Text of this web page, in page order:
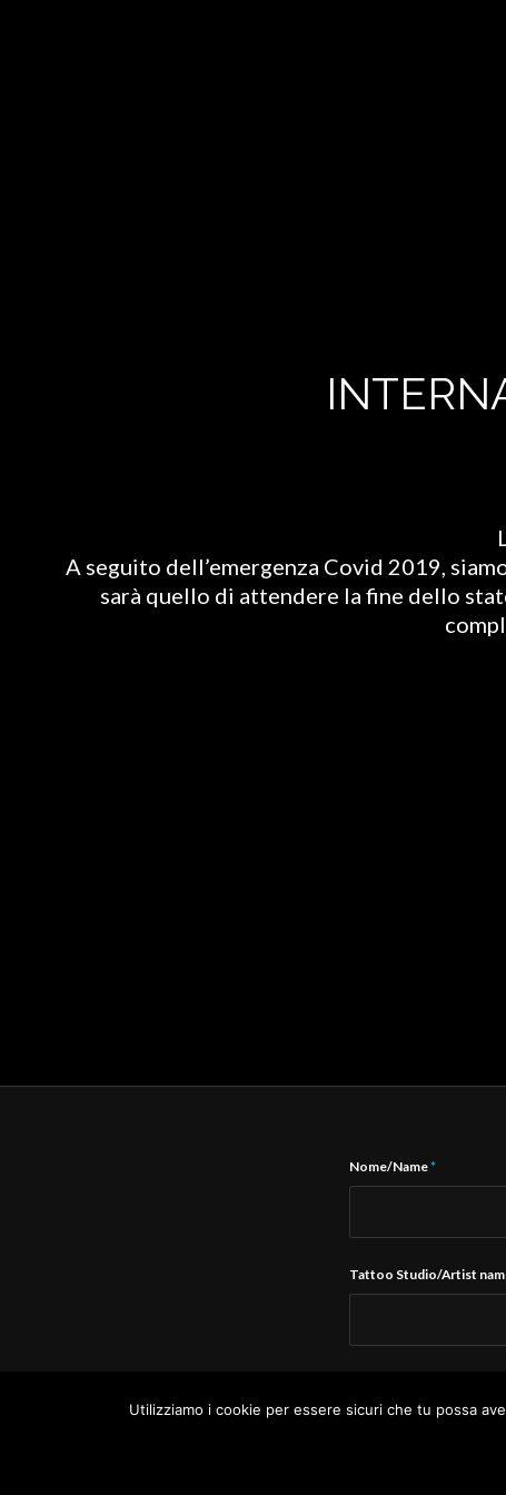
A seguito dell’emergenza Covid 2019,
sarà quello di attendere la fine dello
Nome/Name*
Tattoo Studio/Artist
Utilizziamo i cookie per essere sicuri che tu possa